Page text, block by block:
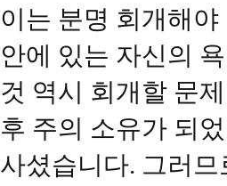
이는 분명 회개해
안에 있는 자신의
것 역시 회개할 문
후 주의 소유가 되
사셨습니다. 그러